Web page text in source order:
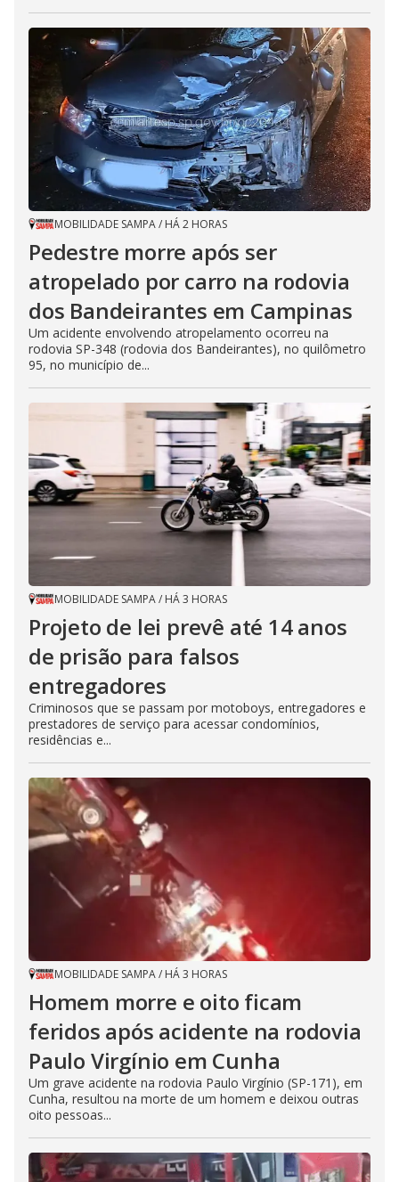
MOBILIDADE SAMPA/ HÁ 2 HORAS
Pedestre morre após ser
atropelado por carro na rodovia
dos Bandeirantes em Campinas
Um acidente envolvendo atropelamento ocorreu na
rodovia SP-348 (rodovia dos Bandeirantes), no quilômetro
95, no município de...
MOBILIDADE SAMPA/ HÁ 3 HORAS
Projeto de lei prevê até 14 anos
de prisão para falsos
entregadores
Criminosos que se passam por motoboys, entregadores e
prestadores de serviço para acessar condomínios,
residências e...
MOBILIDADE SAMPA/ HÁ 3 HORAS
Homem morre e oito ficam
feridos após acidente na rodovia
Paulo Virgínio em Cunha
Um grave acidente na rodovia Paulo Virgínio (SP-171), em
Cunha, resultou na morte de um homem e deixou outras
oito pessoas...